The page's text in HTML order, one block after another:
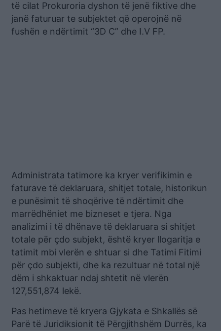
të cilat Prokuroria dyshon të jenë fiktive dhe
janë faturuar te subjektet që operojnë në
fushën e ndërtimit “3D C” dhe I.V FP.
Administrata tatimore ka kryer verifikimin e
faturave të deklaruara, shitjet totale, historikun
e punësimit të shoqërive të ndërtimit dhe
marrëdhëniet me bizneset e tjera. Nga
analizimi i të dhënave të deklaruara si shitjet
totale për çdo subjekt, është kryer llogaritja e
tatimit mbi vlerën e shtuar si dhe Tatimi Fitimi
për çdo subjekti, dhe ka rezultuar në total një
dëm i shkaktuar ndaj shtetit në vlerën
127,551,874 lekë.
Pas hetimeve të kryera Gjykata e Shkallës së
Parë të Juridiksionit të Përgjithshëm Durrës, ka